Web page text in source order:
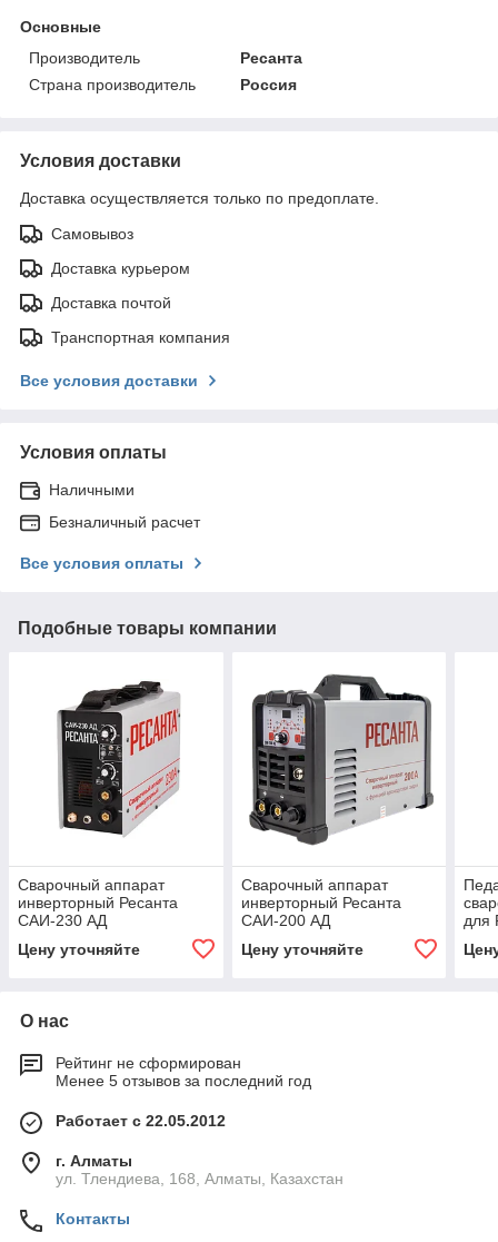
Основные
Производитель
Ресанта
Страна производитель
Россия
Условия доставки
Доставка осуществляется только по предоплате.
Самовывоз
Доставка курьером
Доставка почтой
Транспортная компания
Все условия доставки
Условия оплаты
Наличными
Безналичный расчет
Все условия оплаты
Подобные товары компании
Сварочный аппарат
инверторный Ресанта
САИ-230 АД
Цену уточняйте
Сварочный аппарат
инверторный Ресанта
САИ-200 АД
Цену уточняйте
для
О нас
Рейтинг не сформирован
Менее 5 отзывов за последний год
Работает с 22.05.2012
г. Алматы
ул. Тлендиева, 168, Алматы, Казахстан
Контакты